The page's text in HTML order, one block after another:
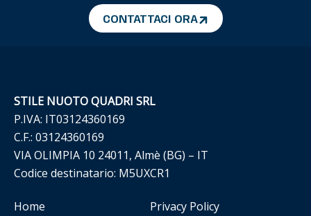
CONTATTACI ORA
STILE NUOTO QUADRI SRL
P.IVA: IT03124360169
C.F.: 03124360169
VIA OLIMPIA 10 24011, Almè (BG) – IT
Codice destinatario: M5UXCR1
Home
Privacy Policy